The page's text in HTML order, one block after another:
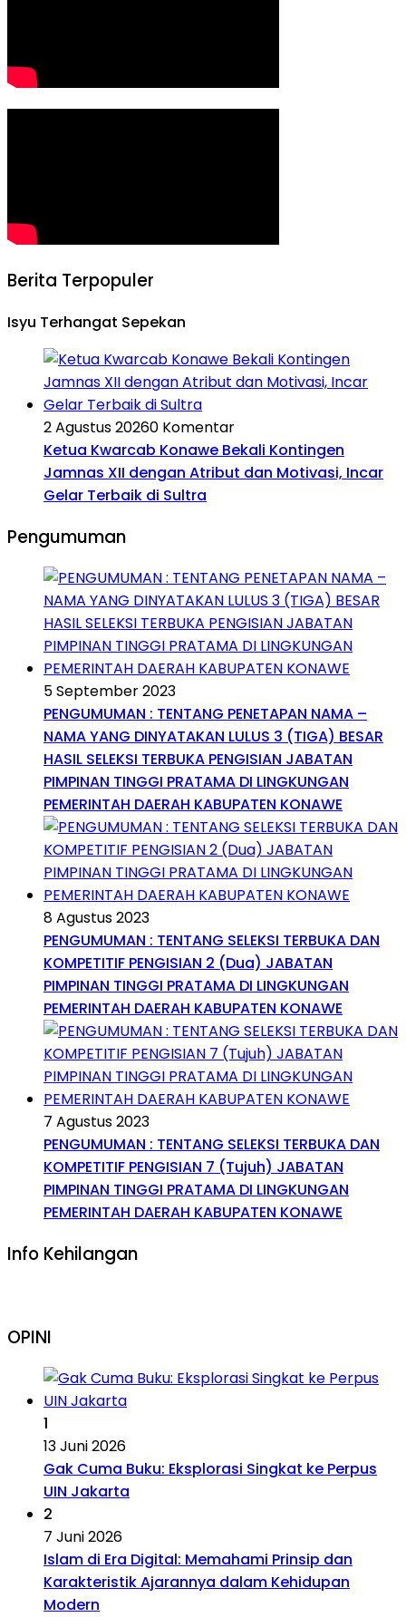
Berita Terpopuler
Isyu Terhangat Sepekan
2 Agustus 20260 Komentar
Ketua Kwarcab Konawe Bekali Kontingen
Jamnas XII dengan Atribut dan Motivasi, Incar
Gelar Terbaik di Sultra
Pengumuman
5 September 2023
PENGUMUMAN : TENTANG PENETAPAN NAMA –
NAMA YANG DINYATAKAN LULUS 3 (TIGA) BESAR
HASIL SELEKSI TERBUKA PENGISIAN JABATAN
PIMPINAN TINGGI PRATAMA DI LINGKUNGAN
PEMERINTAH DAERAH KABUPATEN KONAWE
8 Agustus 2023
PENGUMUMAN : TENTANG SELEKSI TERBUKA DAN
KOMPETITIF PENGISIAN 2 (Dua) JABATAN
PIMPINAN TINGGI PRATAMA DI LINGKUNGAN
PEMERINTAH DAERAH KABUPATEN KONAWE
7 Agustus 2023
PENGUMUMAN : TENTANG SELEKSI TERBUKA DAN
KOMPETITIF PENGISIAN 7 (Tujuh) JABATAN
PIMPINAN TINGGI PRATAMA DI LINGKUNGAN
PEMERINTAH DAERAH KABUPATEN KONAWE
Info Kehilangan
OPINI
1
13 Juni 2026
Gak Cuma Buku: Eksplorasi Singkat ke Perpus
UIN Jakarta
2
7 Juni 2026
Islam di Era Digital: Memahami Prinsip dan
Karakteristik Ajarannya dalam Kehidupan
Modern